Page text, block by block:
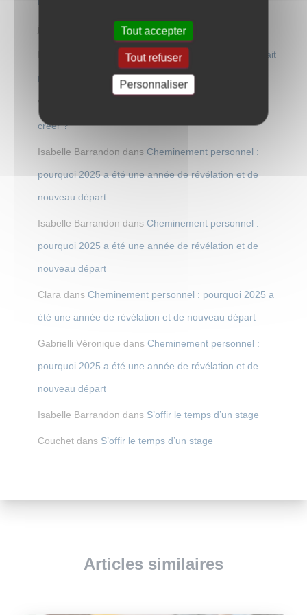
juju Fabrication d’un pied de lampe
dans Et si l’abondance commençait
par oser créer ?
Valérie
créer ?
Isabelle Barrandon dans Cheminement personnel :
pourquoi 2025 a été une année de révélation et de
nouveau départ
Isabelle Barrandon dans Cheminement personnel :
pourquoi 2025 a été une année de révélation et de
nouveau départ
Clara dans Cheminement personnel : pourquoi 2025 a
été une année de révélation et de nouveau départ
Gabrielli Véronique dans Cheminement personnel :
pourquoi 2025 a été une année de révélation et de
nouveau départ
Isabelle Barrandon dans S’offir le temps d’un stage
Couchet dans S’offir le temps d’un stage
Articles similaires
Tout accepter
Tout refuser
Personnaliser